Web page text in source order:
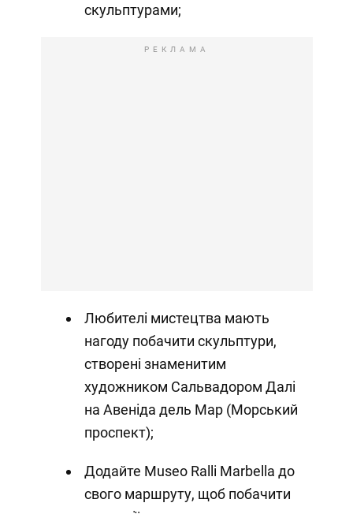
скульптурами;
РЕКЛАМА
Любителі мистецтва мають
нагоду побачити скульптури,
створені знаменитим
художником Сальвадором Далі
на Авеніда дель Мар (Морський
проспект);
Додайте Museo Ralli Marbella до
свого маршруту, щоб побачити